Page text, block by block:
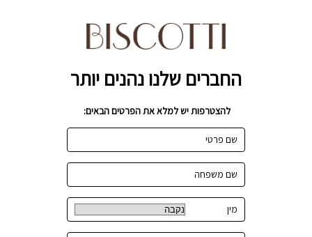
החברים שלנו נהנים יותר
להצטרפות יש למלא את הפרטים הבאים:
שם פרטי
שם משפחה
מין